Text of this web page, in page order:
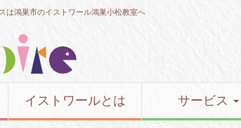
は鴻巣市のイストワール鴻巣小松教室へ
イストワールとは サービス